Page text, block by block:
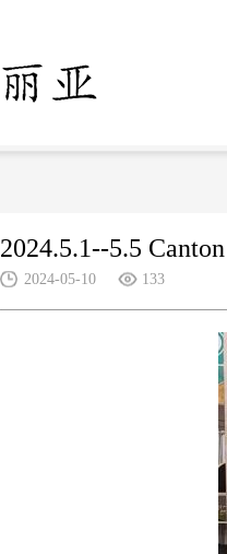
2024.5.1--5.5
2024-05-10 133